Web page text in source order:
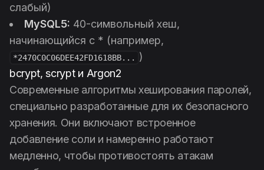
слабый)
MySQL5: 40-символьный хеш,
начинающийся с * (например,
*2470C0C06DEE42FD1618BB...
)
bcrypt, scrypt и Argon2
Современные алгоритмы хеширования паролей,
специально разработанные для их безопасного
хранения. Они включают встроенное
добавление соли и намеренно работают
медленно, чтобы противостоять атакам